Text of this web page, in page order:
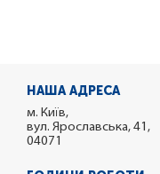
НАША АДРЕСА
м. Київ,
вул. Ярославська, 41,
04071